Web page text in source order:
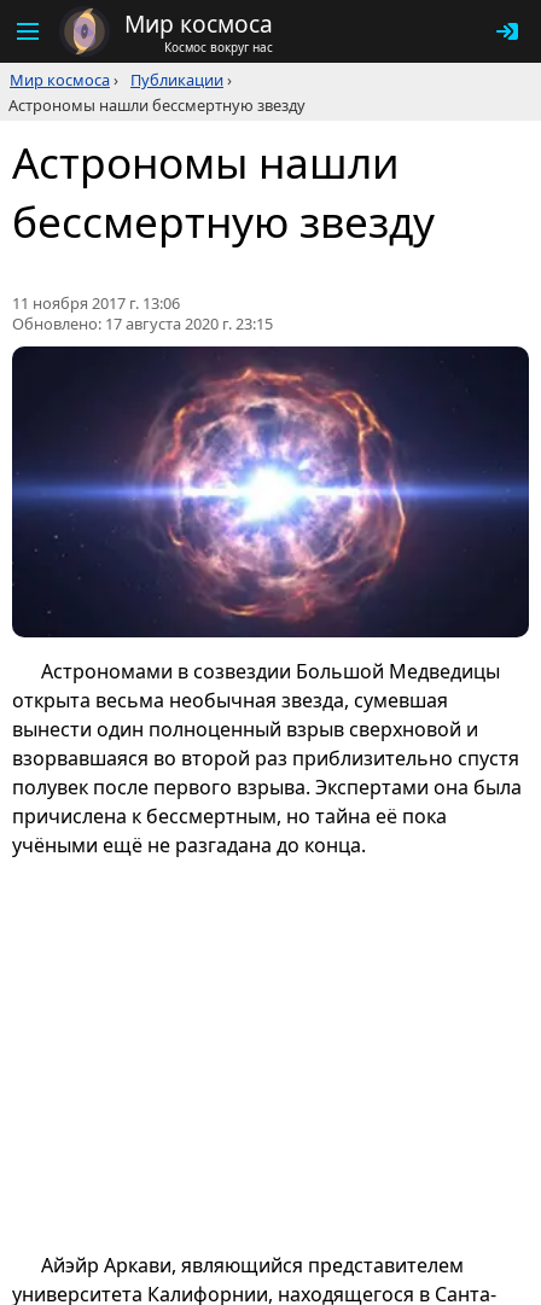
Мир космоса
Космос вокруг нас
Мир космоса› Публикации›
Астрономы нашли бессмертную звезду
Астрономы нашли
бессмертную звезду
11 ноября 2017 г. 13:06
Обновлено: 17 августа 2020 г. 23:15
Астрономами в созвездии Большой Медведицы
открыта весьма необычная звезда, сумевшая
вынести один полноценный взрыв сверхновой и
взорвавшаяся во второй раз приблизительно спустя
полувек после первого взрыва. Экспертами она была
причислена к бессмертным, но тайна её пока
учёными ещё не разгадана до конца.
Айэйр Аркави, являющийся представителем
университета Калифорнии, находящегося в Санта-